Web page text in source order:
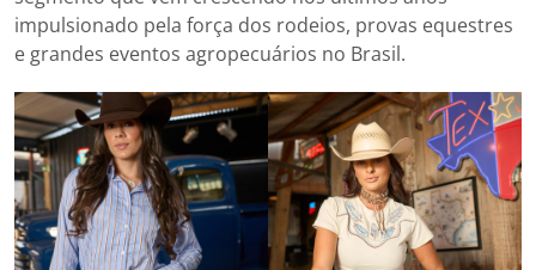
impulsionado pela força dos rodeios, provas equestres
e grandes eventos agropecuários no Brasil.